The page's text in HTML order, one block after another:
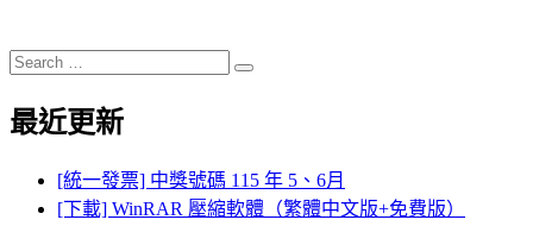
Search
for:
Search
最近更新
[統一發票] 中獎號碼 115 年 5、6月
[下載] WinRAR 壓縮軟體（繁體中文版+免費版）